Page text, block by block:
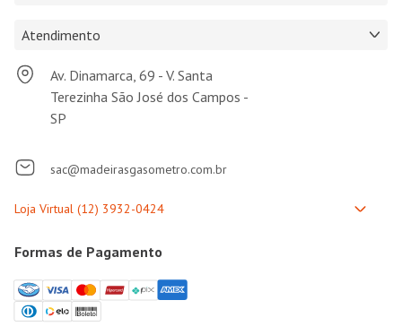
Atendimento
Av. Dinamarca, 69 - V. Santa
Terezinha São José dos Campos -
SP
sac@madeirasgasometro.com.br
Formas de Pagamento